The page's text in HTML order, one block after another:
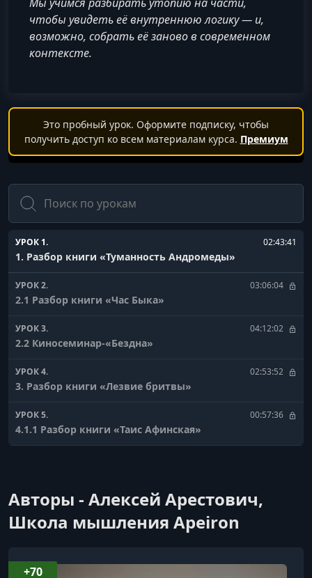
чтобы увидеть её внутреннюю логику — и,
возможно, собрать её заново в современном
контексте.
Это пробный урок. Оформите подписку, чтобы
получить доступ ко всем материалам курса. Премиум
Поиск
УРОК 1. 02:43:41
1. Разбор книги «Туманность Андромеды»
УРОК 2. 03:06:04
2.1 Разбор книги «Час Быка»
УРОК 3. 04:12:02
2.2 Киносеминар-«Бездна»
УРОК 4. 02:53:52
3. Разбор книги «Лезвие бритвы»
УРОК 5. 00:57:36
4.1.1 Разбор книги «Таис Афинская»
УРОК 7. 00:55:42
4.1.3 Разбор книги «Таис Афинская»
4.2 Киносеминар Метод Хитча
Авторы - Алексей Арестович,
Школа мышления Apeiron
+70